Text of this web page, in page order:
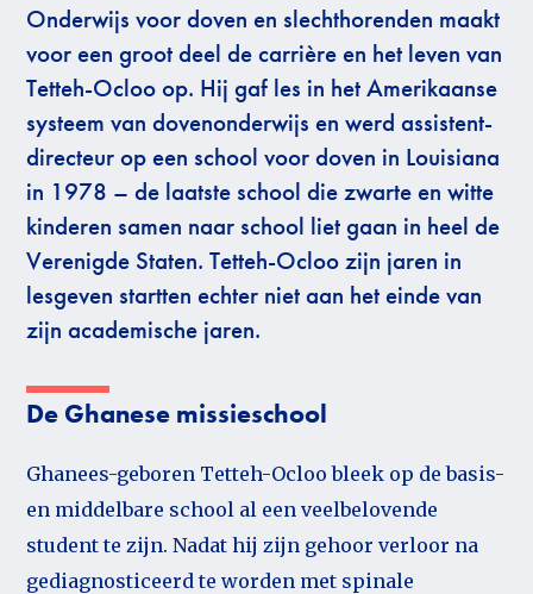
Onderwijs voor doven en slechthorenden maakt
voor een groot deel de carrière en het leven van
Tetteh-Ocloo op. Hij gaf les in het Amerikaanse
systeem van dovenonderwijs en werd assistent-
directeur op een school voor doven in Louisiana
in 1978 – de laatste school die zwarte en witte
kinderen samen naar school liet gaan in heel de
Verenigde Staten. Tetteh-Ocloo zijn jaren in
lesgeven startten echter niet aan het einde van
zijn academische jaren.
De Ghanese missieschool
Ghanees-geboren Tetteh-Ocloo bleek op de basis-
en middelbare school al een veelbelovende
student te zijn. Nadat hij zijn gehoor verloor na
gediagnosticeerd te worden met spinale